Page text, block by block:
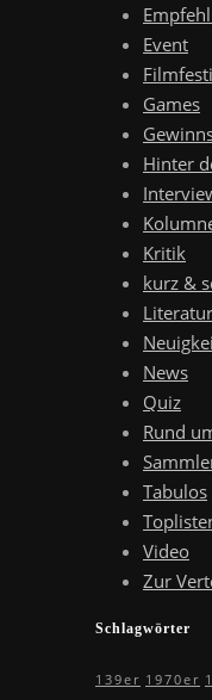
Event
Games
Hinter
Kritik
kurz &
Literatur
News
Quiz
Rund
Tabulos
Video
Zur
Schlagwörter
139er 1970er